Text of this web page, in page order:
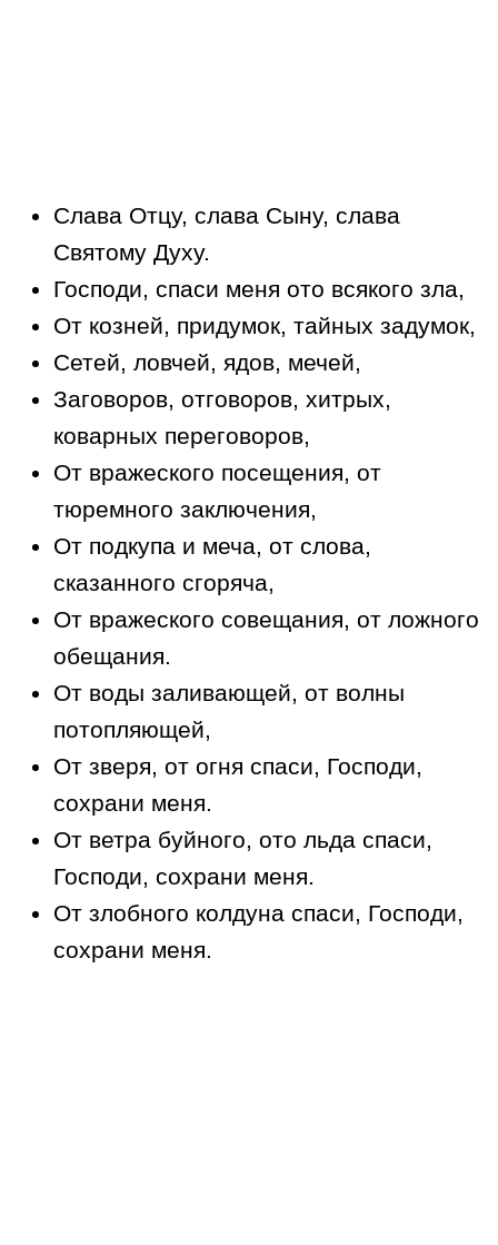
Слава Отцу, слава Сыну, слава
Святому Духу.
Господи, спаси меня ото всякого зла,
От козней, придумок, тайных задумок,
Сетей, ловчей, ядов, мечей,
Заговоров, отговоров, хитрых,
коварных переговоров,
От вражеского посещения, от
тюремного заключения,
От подкупа и меча, от слова,
сказанного сгоряча,
От вражеского совещания, от ложного
обещания.
От воды заливающей, от волны
потопляющей,
От зверя, от огня спаси, Господи,
сохрани меня.
От ветра буйного, ото льда спаси,
Господи, сохрани меня.
От злобного колдуна спаси, Господи,
сохрани меня.